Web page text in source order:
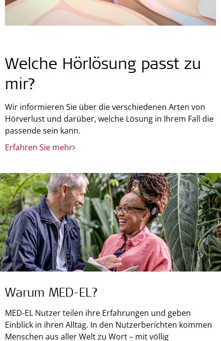
Welche Hörlösung passt zu
mir?
Wir informieren Sie über die verschiedenen Arten von
Hörverlust und darüber, welche Lösung in Ihrem Fall die
passende sein kann.
Erfahren Sie mehr
Warum MED-EL?
MED-EL Nutzer teilen ihre Erfahrungen und geben
Einblick in ihren Alltag. In den Nutzerberichten kommen
Menschen aus aller Welt zu Wort – mit völlig